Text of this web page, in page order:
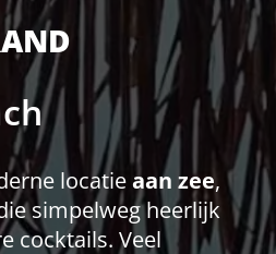
locatieaan zee,
simpelweg heerlijk
cocktails. Veel